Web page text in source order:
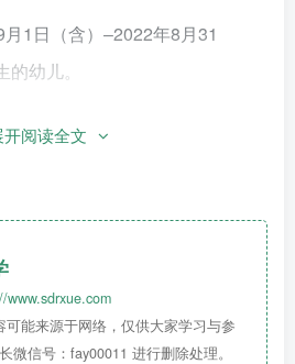
1日（含）–2022年8月31
幼儿。
1日（含）–2021年8月31
的幼儿。
开阅读全文
www.sdrxue.com
能来源于网络，仅供大家学习与参
微信号：fay00011 进行删除处理。